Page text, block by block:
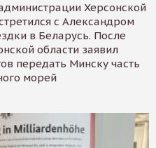
Херсонской
с Александром
в Беларусь. После
области заявил
передать Минску часть
морей